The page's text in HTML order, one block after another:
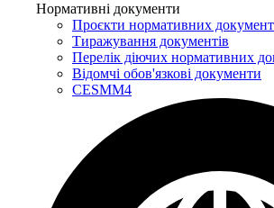
Нормативні документи
Проєкти нормативних
Тиражування документів
Перелік діючих нормативних
Відомчі обов'язкові документи
CESMM4